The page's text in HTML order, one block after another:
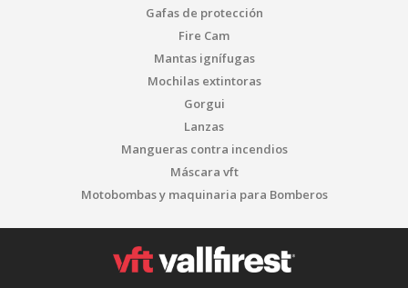
Gafas de protección
Fire Cam
Mantas ignífugas
Mochilas extintoras
Gorgui
Lanzas
Mangueras contra incendios
Máscara vft
Motobombas y maquinaria para Bomberos